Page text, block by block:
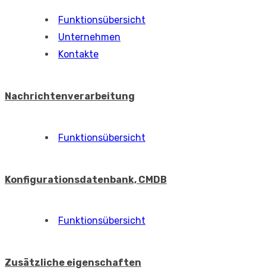
Funktionsübersicht
Unternehmen
Kontakte
Nachrichtenverarbeitung
Funktionsübersicht
Konfigurationsdatenbank, CMDB
Funktionsübersicht
Zusätzliche eigenschaften